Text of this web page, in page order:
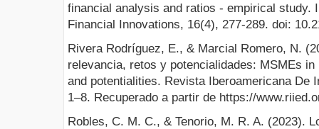
financial analysis and ratios - empirical study.
Financial Innovations, 16(4), 277-289. doi:
Rivera Rodríguez, E., & Marcial Romero, N.
relevancia, retos y potencialidades: MSMEs
and potentialities. Revista Iberoamericana De
1–8. Recuperado a partir de https://
Robles, C. M. C., & Tenorio, M. R. A. (2023).